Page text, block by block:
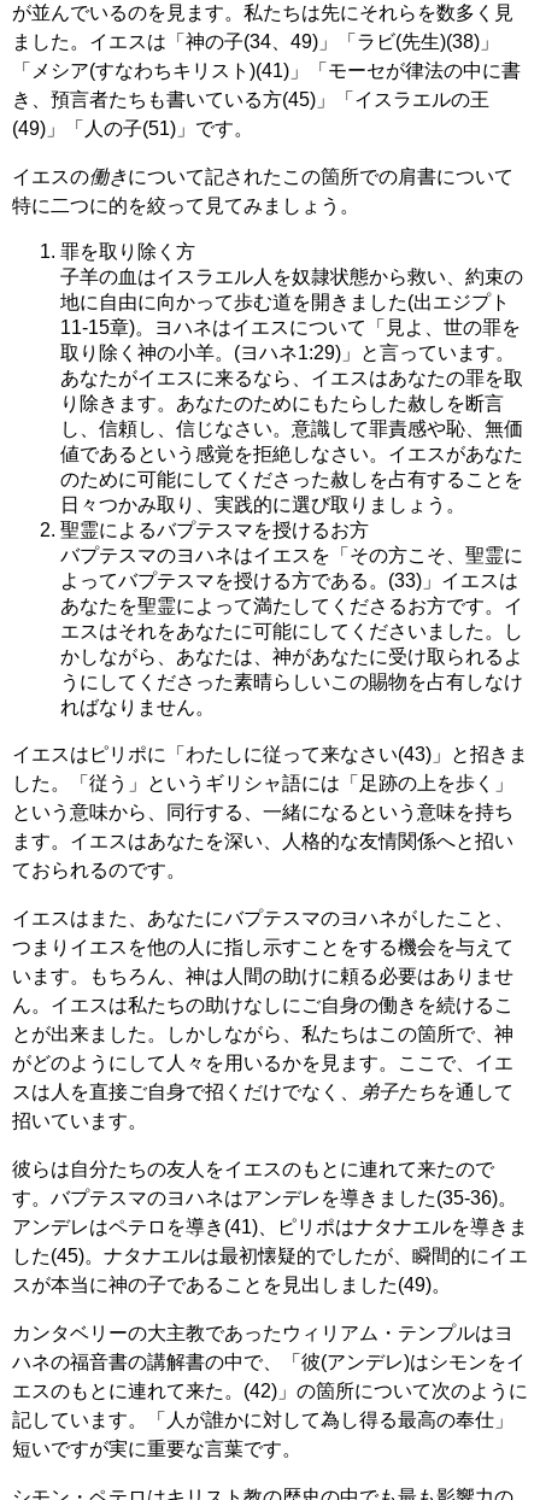
が並んでいるのを見ます。私たちは先にそれらを数多く見
ました。イエスは「神の子(34、49)」「ラビ(先生)(38)」
「メシア(すなわちキリスト)(41)」「モーセが律法の中に書
き、預言者たちも書いている方(45)」「イスラエルの王
(49)」「人の子(51)」です。
イエスの働きについて記されたこの箇所での肩書について
特に二つに的を絞って見てみましょう。
罪を取り除く方
子羊の血はイスラエル人を奴隷状態から救い、約束の
地に自由に向かって歩む道を開きました(出エジプト
11-15章)。ヨハネはイエスについて「見よ、世の罪を
取り除く神の小羊。(ヨハネ1:29)」と言っています。
あなたがイエスに来るなら、イエスはあなたの罪を取
り除きます。あなたのためにもたらした赦しを断言
し、信頼し、信じなさい。意識して罪責感や恥、無価
値であるという感覚を拒絶しなさい。イエスがあなた
のために可能にしてくださった赦しを占有することを
日々つかみ取り、実践的に選び取りましょう。
聖霊によるバプテスマを授けるお方
バプテスマのヨハネはイエスを「その方こそ、聖霊に
よってバプテスマを授ける方である。(33)」イエスは
あなたを聖霊によって満たしてくださるお方です。イ
エスはそれをあなたに可能にしてくださいました。し
かしながら、あなたは、神があなたに受け取られるよ
うにしてくださった素晴らしいこの賜物を占有しなけ
ればなりません。
イエスはピリポに「わたしに従って来なさい(43)」と招きま
した。「従う」というギリシャ語には「足跡の上を歩く」
という意味から、同行する、一緒になるという意味を持ち
ます。イエスはあなたを深い、人格的な友情関係へと招い
ておられるのです。
イエスはまた、あなたにバプテスマのヨハネがしたこと、
つまりイエスを他の人に指し示すことをする機会を与えて
います。もちろん、神は人間の助けに頼る必要はありませ
ん。イエスは私たちの助けなしにご自身の働きを続けるこ
とが出来ました。しかしながら、私たちはこの箇所で、神
がどのようにして人々を用いるかを見ます。ここで、イエ
スは人を直接ご自身で招くだけでなく、
弟子たちを通して
招いています。
彼らは自分たちの友人をイエスのもとに連れて来たので
す。バプテスマのヨハネはアンデレを導きました(35-36)。
アンデレはペテロを導き(41)、ピリポはナタナエルを導きま
した(45)。ナタナエルは最初懐疑的でしたが、瞬間的にイエ
スが本当に神の子であることを見出しました(49)。
カンタベリーの大主教であったウィリアム・テンプルはヨ
ハネの福音書の講解書の中で、「彼(アンデレ)はシモンをイ
エスのもとに連れて来た。(42)」の箇所について次のように
記しています。「人が誰かに対して為し得る最高の奉仕」
短いですが実に重要な言葉です。